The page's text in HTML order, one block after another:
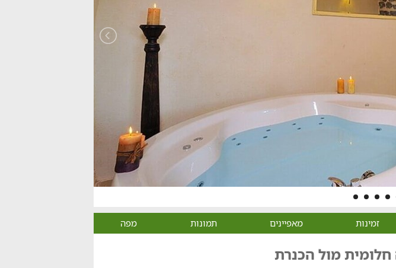
זמינות מאפיינים תמונות מפה
חלומית מול הכנרת